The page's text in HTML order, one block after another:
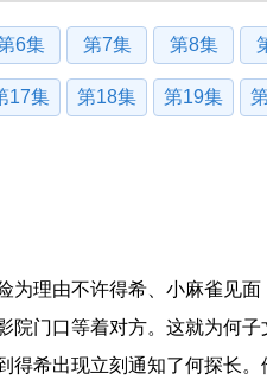
6集 第7集 第8集
17集 第18集 第19集
理由不许得希、小麻雀见
门口等着对方。这就为何子
得希出现立刻通知了何探长